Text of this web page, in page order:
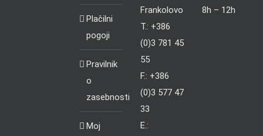
Plačilni
pogoji
Pravilnik
o
zasebnosti
Moj
Frankolovo
T.: +386
(0)3 781 45
55
F.: +386
(0)3 577 47
33
E.:
8h – 12h